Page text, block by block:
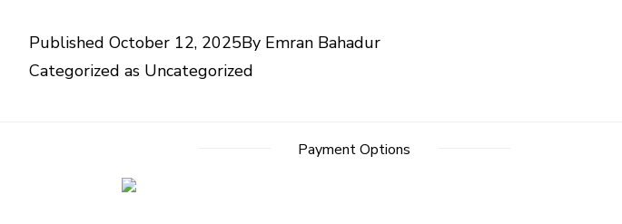
Published October 12, 2025By Emran Bahadur
Categorized as Uncategorized
Payment Options